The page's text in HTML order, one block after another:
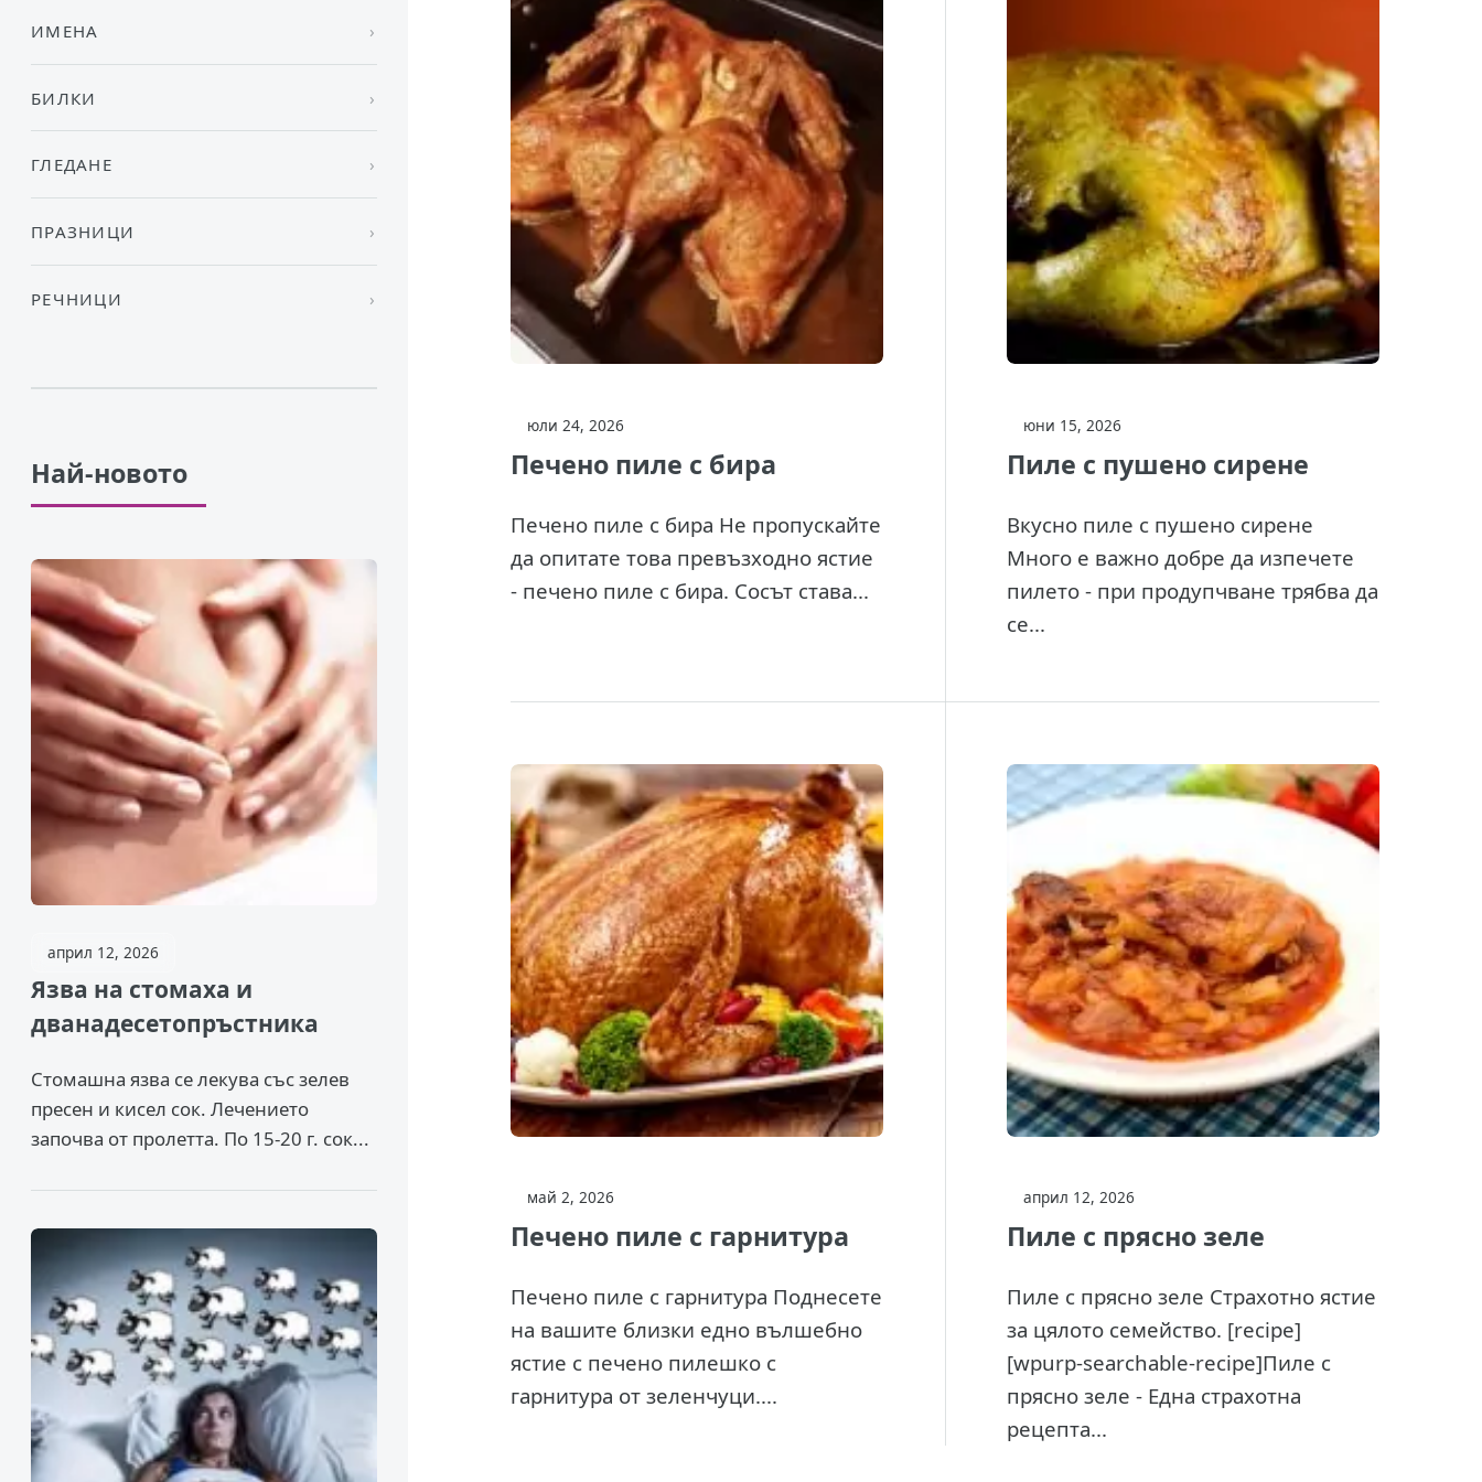
юли 24, 2026
Печено пиле с бира
Печено пиле с бира Не пропускайте
да опитате това превъзходно ястие
- печено пиле с бира. Сосът става...
юни 15, 2026
Пиле с пушено сирене
Вкусно пиле с пушено сирене
Много е важно добре да изпечете
пилето - при продупчване трябва да
се...
май 2, 2026
Печено пиле с гарнитура
Печено пиле с гарнитура Поднесете
на вашите близки едно вълшебно
ястие с печено пилешко с
гарнитура от зеленчуци....
април 12, 2026
Пиле с прясно зеле
Пиле с прясно зеле Страхотно ястие
за цялото семейство. [recipe]
[wpurp-searchable-recipe]Пиле с
прясно зеле - Една страхотна
рецепта...
ИМЕНА
БИЛКИ
ГЛЕДАНЕ
ПРАЗНИЦИ
РЕЧНИЦИ
Най-новото
април 12, 2026
Язва на стомаха и
дванадесетопръстника
Стомашна язва се лекува със зелев
пресен и кисел сок. Лечението
започва от пролетта. По 15-20 г. сок...